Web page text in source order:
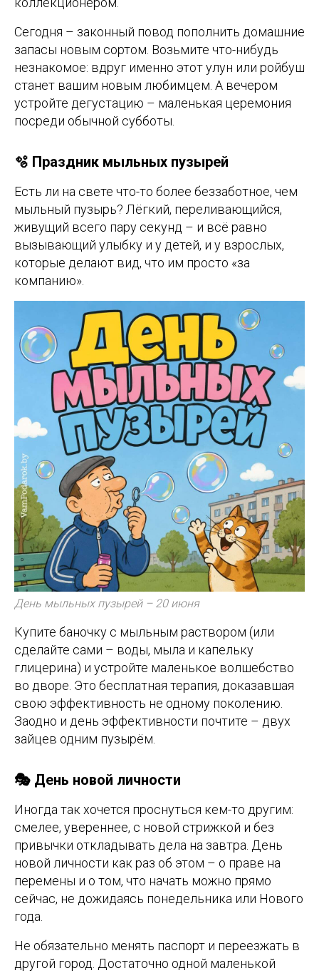
Сегодня – законный повод пополнить домашние
запасы новым сортом. Возьмите что-нибудь
незнакомое: вдруг именно этот улун или ройбуш
станет вашим новым любимцем. А вечером
устройте дегустацию – маленькая церемония
посреди обычной субботы.
🫧 Праздник мыльных пузырей
Есть ли на свете что-то более беззаботное, чем
мыльный пузырь? Лёгкий, переливающийся,
живущий всего пару секунд – и всё равно
вызывающий улыбку и у детей, и у взрослых,
которые делают вид, что им просто «за
компанию».
День мыльных пузырей – 20 июня
Купите баночку с мыльным раствором (или
сделайте сами – воды, мыла и капельку
глицерина) и устройте маленькое волшебство
во дворе. Это бесплатная терапия, доказавшая
свою эффективность не одному поколению.
Заодно и день эффективности почтите – двух
зайцев одним пузырём.
🎭 День новой личности
Иногда так хочется проснуться кем-то другим:
смелее, увереннее, с новой стрижкой и без
привычки откладывать дела на завтра. День
новой личности как раз об этом – о праве на
перемены и о том, что начать можно прямо
сейчас, не дожидаясь понедельника или Нового
года.
Не обязательно менять паспорт и переезжать в
другой город. Достаточно одной маленькой